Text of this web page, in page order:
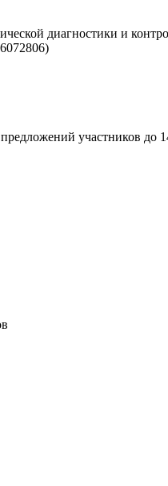
диагностики и
участников до